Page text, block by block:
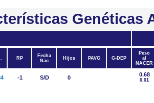
Genéticas
RP
Fecha
Nac
Hijos PAVG G-DEP
Peso
al
NACER
-1 S/D 0 0.68
0.01